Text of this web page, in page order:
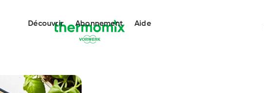
Découvrir Abonnement Aide